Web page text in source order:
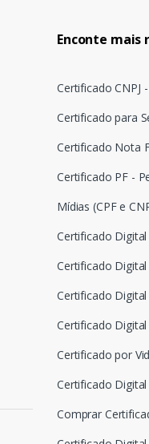
Enconte mais
Certificado CNPJ
Certificado para
Certificado Nota
Certificado PF -
Mídias (CPF e
Certificado Digital
Certificado Digital
Certificado Digital
Certificado Digital
Certificado por
Certificado
Comprar